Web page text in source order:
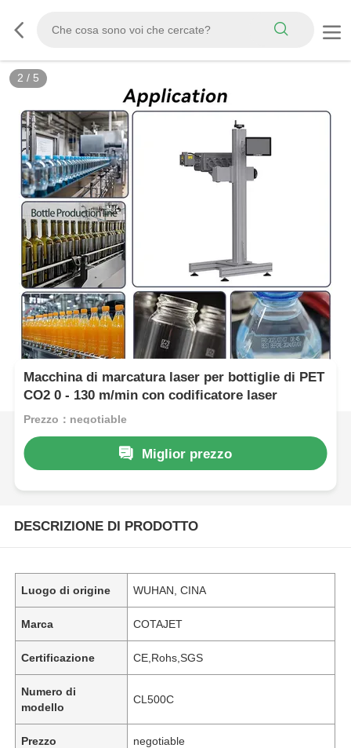
3 / 5
Macchina di marcatura laser per bottiglie di PET
CO2 0 - 130 m/min con codificatore laser
Prezzo：negotiable
Miglior prezzo
DESCRIZIONE DI PRODOTTO
Luogo di origine WUHAN, CINA
Marca COTAJET
Certificazione CE,Rohs,SGS
Numero di
modello
CL500C
Prezzo negotiable